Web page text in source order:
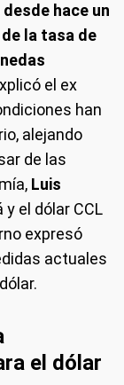
hace un
la tasa de
el ex
han
alejando
de las
Luis
el dólar CCL
expresó
actuales
el dólar